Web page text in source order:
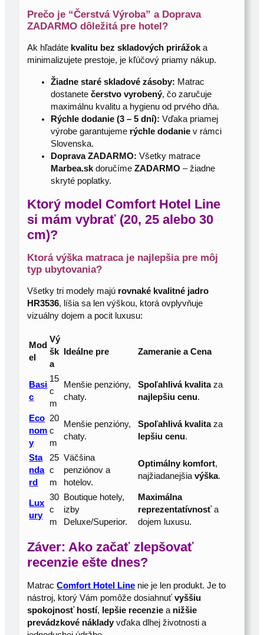
Prečo je “Čerstvá Výroba” a Doprava
ZADARMO dôležitá pre hotel?
Ak hľadáte kvalitu bez skladových prirážok a
minimalizujete prestoje, je kľúčový priamy nákup.
Žiadne staré skladové zásoby: Matrac
dostanetečerstvo vyrobený, čo zaručuje
maximálnu kvalitu a hygienu od prvého dňa.
Rýchle dodanie (3 – 5 dní): Vďaka priamej
výrobe garantujeme rýchle dodanie v rámci
Slovenska.
Doprava ZADARMO: Všetky matrace
Marbea.sk doručímeZADARMO – žiadne
skryté poplatky.
Ktorý model Comfort Hotel Line
si mám vybrať (20, 25 alebo 30
cm)?
Ktorá výška matraca je najlepšia pre môj
typ ubytovania?
Všetky tri modely majú rovnaké kvalitné jadro
HR3536, líšia sa len výškou, ktorá ovplyvňuje
vizuálny dojem a pocit luxusu:
Mod
el
Vý
šk
a
Ideálne pre Zameranie a Cena
Basi
c
15
c
m
Menšie penzióny,
chaty.
Spoľahlivá kvalitaza
najlepšiu cenu.
Eco
nom
y
20
c
m
Menšie penzióny,
chaty.
Spoľahlivá kvalitaza
lepšiu cenu.
Sta
nda
rd
25
c
m
Väčšina
penziónov a
hotelov.
Optimálny komfort,
najžiadanejšiavýška.
Lux
ury
30
c
m
Boutique hotely,
izby
Deluxe/Superior.
Maximálna
reprezentatívnosťa
dojem luxusu.
Záver: Ako začať zlepšovať
recenzie ešte dnes?
MatracComfort Hotel Line nie je len produkt. Je to
nástroj, ktorý Vám pomôže dosiahnuťvyššiu
spokojnosť hostí, lepšie recenzie a nižšie
prevádzkové náklady vďaka dlhej životnosti a